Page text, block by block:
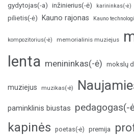
gydytojas(-a) inžinierius(-ė) karininkas(-ė)
pilietis(-ė) Kauno rajonas Kauno
kompozitorius(-ė) memorialinis muziejus
lenta menininkas(-ė) mokslų
muziejus muzikas(-ė)
paminklinis biustas pedagogas(-
kapinės poetas(-ė) premija